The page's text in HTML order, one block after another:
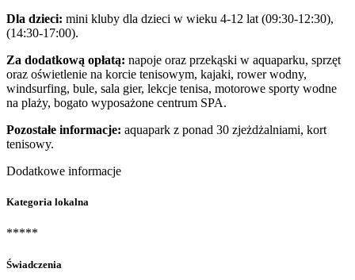
Dla dzieci: mini kluby dla dzieci w wieku 4-12 lat (09:30-12:30),
(14:30-17:00).
Za dodatkową opłatą: napoje oraz przekąski w aquaparku, sprzęt
oraz oświetlenie na korcie tenisowym, kajaki, rower wodny,
windsurfing, bule, sala gier, lekcje tenisa, motorowe sporty wodne
na plaży, bogato wyposażone centrum SPA.
Pozostałe informacje: aquapark z ponad 30 zjeżdżalniami, kort
tenisowy.
Dodatkowe informacje
Kategoria lokalna
*****
Świadczenia